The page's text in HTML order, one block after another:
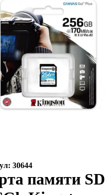
30644
памяти SD